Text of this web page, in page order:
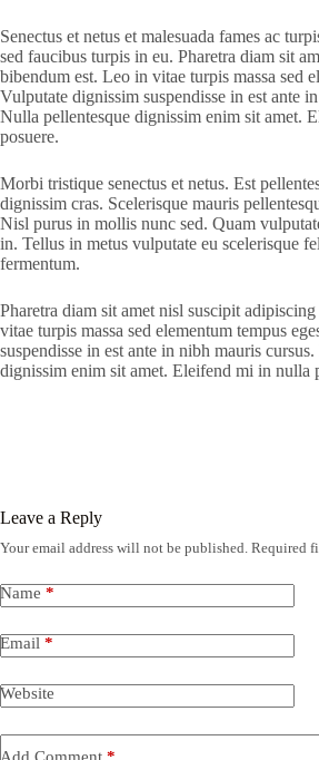
Senectus et netus et malesuada fames ac
sed faucibus turpis in eu. Pharetra diam sit
bibendum est. Leo in vitae turpis massa sed
Vulputate dignissim suspendisse in est ante
Nulla pellentesque dignissim enim sit amet.
posuere.
Morbi tristique senectus et netus. Est
dignissim cras. Scelerisque mauris
Nisl purus in mollis nunc sed. Quam
in. Tellus in metus vulputate eu scelerisque
fermentum.
Pharetra diam sit amet nisl suscipit
vitae turpis massa sed elementum tempus
suspendisse in est ante in nibh mauris
dignissim enim sit amet. Eleifend mi in nulla
Leave a Reply
Your email address will not be published. Required
Name *
Email *
Website
Add Comment *